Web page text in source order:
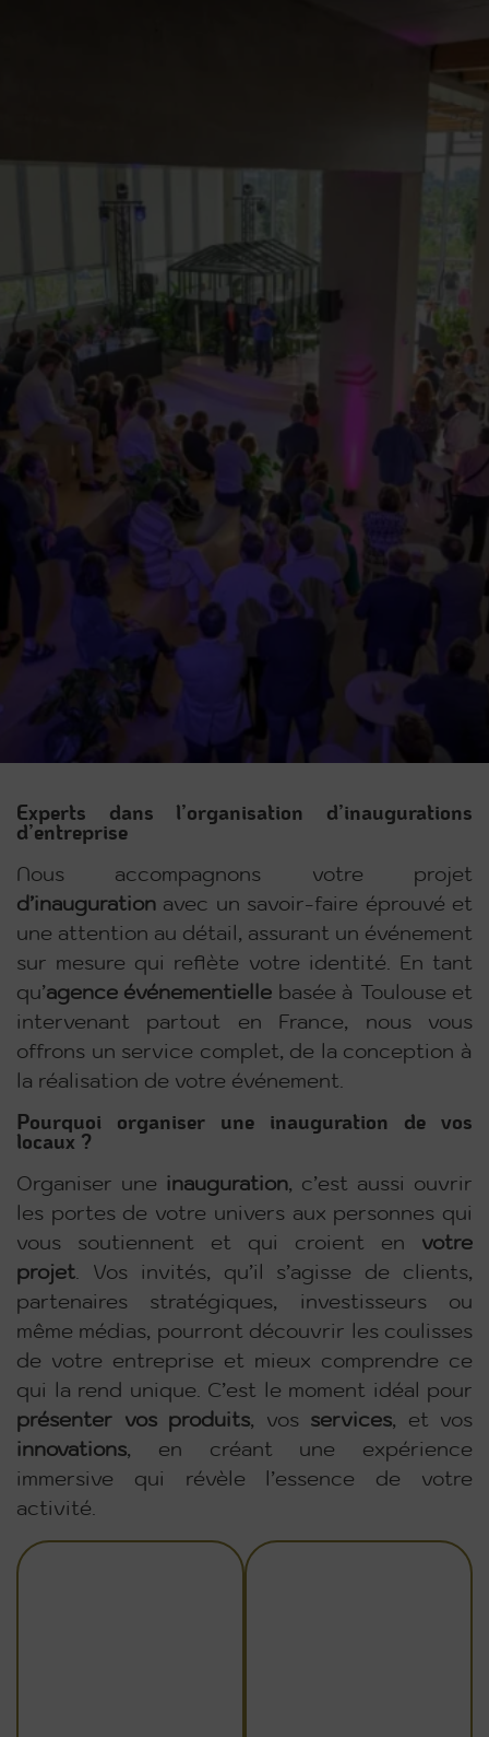
Experts dans l’organisation d’inaugurations
d’entreprise
Nous accompagnons votre projet
d’inauguration avec un savoir-faire éprouvé et
une attention au détail, assurant un événement
sur mesure qui reflète votre identité. En tant
qu’agence événementielle basée à Toulouse et
intervenant partout en France, nous vous
offrons un service complet, de la conception à
la réalisation de votre événement.
Pourquoi organiser une inauguration de vos
locaux ?
Organiser une inauguration, c’est aussi ouvrir
les portes de votre univers aux personnes qui
vous soutiennent et qui croient en votre
projet . Vos invités, qu’il s’agisse de clients,
partenaires stratégiques, investisseurs ou
même médias, pourront découvrir les coulisses
de votre entreprise et mieux comprendre ce
qui la rend unique. C’est le moment idéal pour
présenter
vos produits, vos services, et vos
innovations, en créant une expérience
immersive qui révèle l’essence de votre
activité.